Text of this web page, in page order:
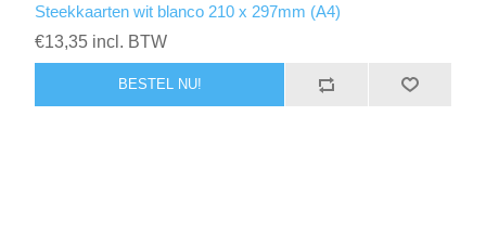
Steekkaarten wit blanco 210 x 297mm (A4)
€13,35 incl. BTW